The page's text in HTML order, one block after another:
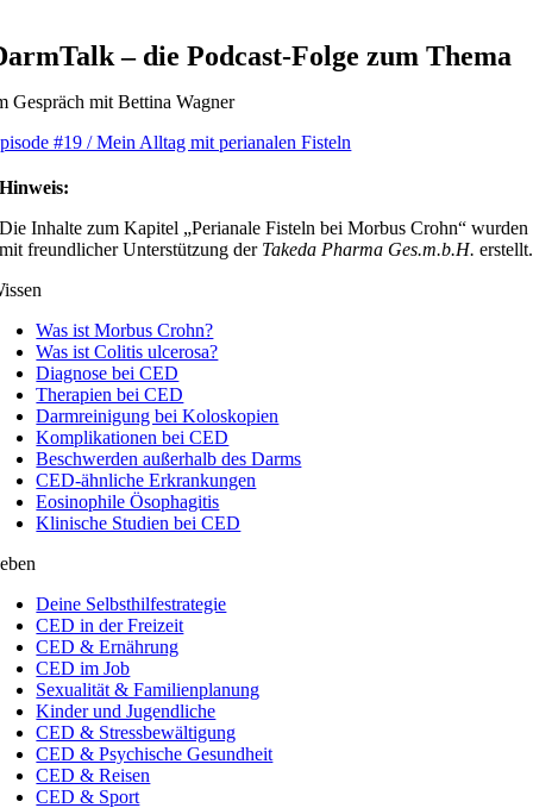
– die Podcast-Folge zum Thema
Gespräch mit Bettina Wagner
#19 / Mein Alltag mit perianalen Fisteln
Hinweis:
Die Inhalte zum Kapitel „Perianale Fisteln bei Morbus Crohn“ wurden
mit freundlicher Unterstützung der Takeda Pharma Ges.m.b.H. erstellt.
Was ist Morbus Crohn?
Was ist Colitis ulcerosa?
Diagnose bei CED
Therapien bei CED
Darmreinigung bei Koloskopien
Komplikationen bei CED
Beschwerden außerhalb des Darms
CED-ähnliche Erkrankungen
Eosinophile Ösophagitis
Klinische Studien bei CED
Deine Selbsthilfestrategie
CED in der Freizeit
CED & Ernährung
CED im Job
Sexualität & Familienplanung
Kinder und Jugendliche
CED & Stressbewältigung
CED & Psychische Gesundheit
CED & Reisen
CED & Sport